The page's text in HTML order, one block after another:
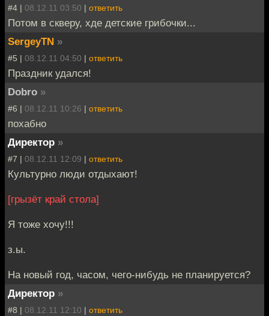
#4 | 08.12.11 03:50 | ответить
Потом в скверу, хде детские грибочки...
SergeyTN »
#5 | 08.12.11 04:50 | ответить
Праздник удался!
Dobro »
#6 | 08.12.11 10:26 | ответить
похабно
Директор »
#7 | 08.12.11 12:09 | ответить
Культурно люди отдыхают!
[грызёт край стола]
Я тоже хочу!!!
з.ы.
На новый год, часом, чего-нибудь не планируется?
Директор »
#8 | 08.12.11 12:10 | ответить